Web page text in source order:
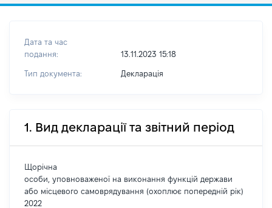
Дата та час
подання:
13.11.2023 15:18
Тип документа: Декларація
1. Вид декларації та звітний період
Щорічна
особи, уповноваженої на виконання функцій держави
або місцевого самоврядування (охоплює попередній рік)
2022